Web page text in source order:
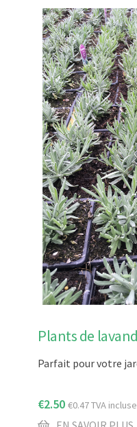
Plants de
Parfait pour votre
€2.50 €0.47TVA incluse